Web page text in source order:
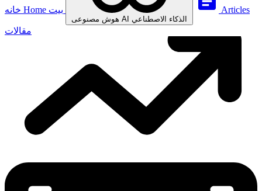
Home
AI الذكاء الاصطناعي
Articles
مقالات